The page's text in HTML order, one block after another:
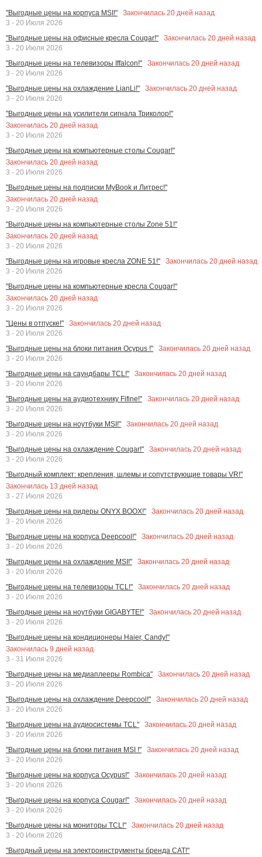
"Выгодные цены на корпуса MSI!"
Закончилась 20 дней назад
3 - 20 Июля 2026
"Выгодные цены на офисные кресла Cougar!"
Закончилась 20 дней назад
3 - 20 Июля 2026
"Выгодные цены на телевизоры Iffalcon!"
Закончилась 20 дней назад
3 - 20 Июля 2026
"Выгодные цены на охлаждение LianLi!"
Закончилась 20 дней назад
3 - 20 Июля 2026
"Выгодные цены на усилители сигнала Триколор!"
Закончилась 20 дней назад
3 - 20 Июля 2026
"Выгодные цены на компьютерные столы Cougar!"
Закончилась 20 дней назад
3 - 20 Июля 2026
"Выгодные цены на подписки MyBook и Литрес!"
Закончилась 20 дней назад
3 - 20 Июля 2026
"Выгодные цены на компьютерные столы Zone 51!"
Закончилась 20 дней назад
3 - 20 Июля 2026
"Выгодные цены на игровые кресла ZONE 51!"
Закончилась 20 дней назад
3 - 20 Июля 2026
"Выгодные цены на компьютерные кресла Cougar!"
Закончилась 20 дней назад
3 - 20 Июля 2026
"Цены в отпуске!"
Закончилась 20 дней назад
3 - 20 Июля 2026
"Выгодные цены на блоки питания Ocypus !"
Закончилась 20 дней назад
3 - 20 Июля 2026
"Выгодные цены на саундбары TCL!"
Закончилась 20 дней назад
3 - 20 Июля 2026
"Выгодные цены на аудиотехнику Fifine!"
Закончилась 20 дней назад
3 - 20 Июля 2026
"Выгодные цены на ноутбуки MSI!"
Закончилась 20 дней назад
3 - 20 Июля 2026
"Выгодные цены на охлаждение Cougar!"
Закончилась 20 дней назад
3 - 20 Июля 2026
"Выгодный комплект: крепления, шлемы и сопутствующие товары VR!"
Закончилась 13 дней назад
3 - 27 Июля 2026
"Выгодные цены на ридеры ONYX BOOX!"
Закончилась 20 дней назад
3 - 20 Июля 2026
"Выгодные цены на корпуса Deepcool!"
Закончилась 20 дней назад
3 - 20 Июля 2026
"Выгодные цены на охлаждение MSI!"
Закончилась 20 дней назад
3 - 20 Июля 2026
"Выгодные цены на телевизоры TCL!"
Закончилась 20 дней назад
3 - 20 Июля 2026
"Выгодные цены на ноутбуки GIGABYTE!"
Закончилась 20 дней назад
3 - 20 Июля 2026
"Выгодные цены на кондиционеры Haier, Candy!"
Закончилась 9 дней назад
3 - 31 Июля 2026
"Выгодные цены на медиаплееры Rombica"
Закончилась 20 дней назад
3 - 20 Июля 2026
"Выгодные цены на охлаждение Deepcool!"
Закончилась 20 дней назад
3 - 20 Июля 2026
"Выгодные цены на аудиосистемы TCL"
Закончилась 20 дней назад
3 - 20 Июля 2026
"Выгодные цены на блоки питания MSI !"
Закончилась 20 дней назад
3 - 20 Июля 2026
"Выгодные цены на корпуса Ocypus!"
Закончилась 20 дней назад
3 - 20 Июля 2026
"Выгодные цены на корпуса Cougar!"
Закончилась 20 дней назад
3 - 20 Июля 2026
"Выгодные цены на мониторы TCL!"
Закончилась 20 дней назад
3 - 20 Июля 2026
"Выгодный цены на электроинструменты бренда CAT!"